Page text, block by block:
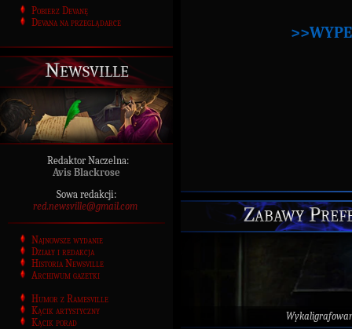
Pobierz Devanę
Devana na przeglądarce
Newsville
Redaktor Naczelna:
Avis Blackrose
Sowa redakcji:
red.newsville@gmail.com
Najnowsze wydanie
Działy i redakcja
Historia Newsville
Archiwum gazetki
Humor z Ramesville
Kącik artystyczny
Kącik porad
Zabawy